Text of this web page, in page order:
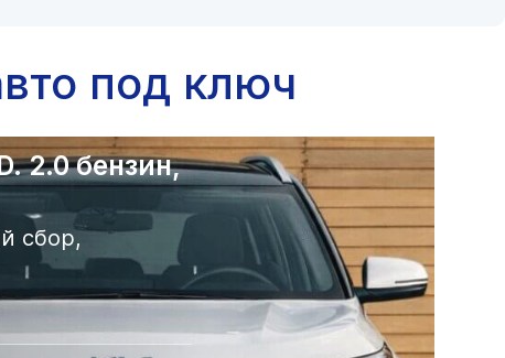
под ключ
2.0 бензин,
сбор,